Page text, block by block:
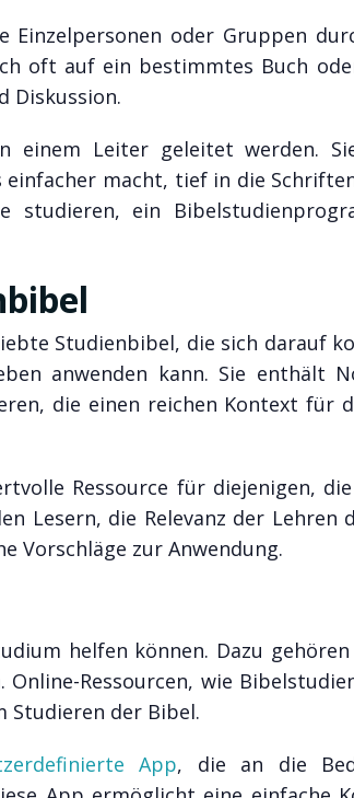
oder Gruppen
oft auf ein bestimmtes Buch
Diskussion.
einem Leiter geleitet werden.
macht, tief in die
ein
Studienbibel, die sich darauf
anwenden kann. Sie enthält
die einen reichen Kontext für
Ressource für diejenigen,
Lesern, die Relevanz der Lehren
Vorschläge zur Anwendung.
helfen können. Dazu
Ressourcen, wie
Studieren der Bibel.
App, die an die